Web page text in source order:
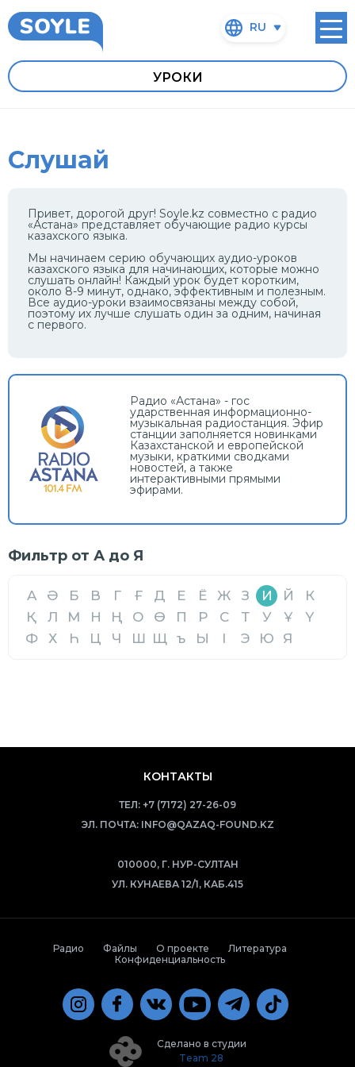
RU
УРОКИ
Слушай
Привет, дорогой друг! Soyle.kz совместно с радио
«Астана» представляет обучающие радио курсы
казахского языка.
Мы начинаем серию обучающих аудио-уроков
казахского языка для начинающих, которые можно
слушать онлайн! Каждый урок будет коротким,
около 8-9 минут, однако, эффективным и полезным.
Все аудио-уроки взаимосвязаны между собой,
поэтому их лучше слушать один за одним, начиная
с первого.
Радио «Астана» - гос
ударственная информационно-
музыкальная радиостанция. Эфир
станции заполняется новинками
Казахстанской и европейской
музыки, краткими сводками
новостей, а также
интерактивными прямыми
эфирами.
Фильтр от А до Я
A Ә Б В Г Ғ Д Е Ё Ж З И Й
К
Қ
Л М Н Ң О Ө П Р С Т У Ұ
Ү
Ф
Х Һ Ц Ч Ш Щ ъ Ы І Э Ю Я
КОНТАКТЫ
ТЕЛ: +7 (7172) 27-26-09
ЭЛ. ПОЧТА: INFO@QAZAQ-FOUND.KZ
010000, Г. НУР-СУЛТАН
УЛ. КУНАЕВА 12/1, КАБ.415
Радио Файлы О проекте
Литература
Конфиденциальность
Сделано в студии
Team 28